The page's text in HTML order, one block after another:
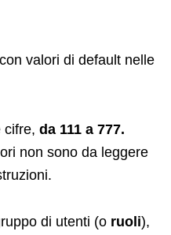
valori di default nelle
cifre, da 111 a 777.
non sono da leggere
di utenti (o ruoli),